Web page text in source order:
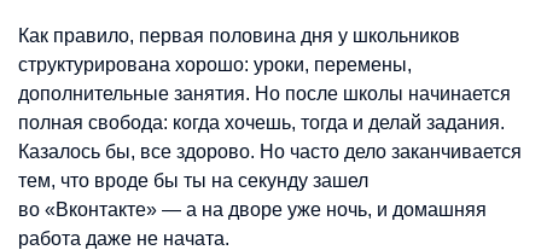
Как правило, первая половина дня у школьников
структурирована хорошо: уроки, перемены,
дополнительные занятия. Но после школы начинается
полная свобода: когда хочешь, тогда и делай задания.
Казалось бы, все здорово. Но часто дело заканчивается
тем, что вроде бы ты на секунду зашел
во «Вконтакте» — а на дворе уже ночь, и домашняя
работа даже не начата.